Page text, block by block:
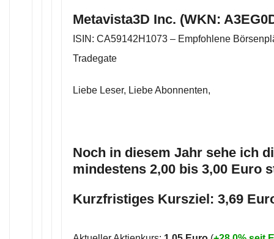
Metavista3D Inc. (WKN:
ISIN: CA59142H1073 – Empfohlene
Tradegate
Liebe Leser, Liebe Abonnenten,
Noch in diesem Jahr sehe ich
mindestens 2,00 bis 3,00 Euro
Kurzfristiges Kursziel: 3,69